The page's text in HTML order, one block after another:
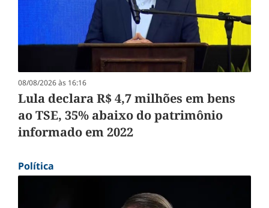
08/08/2026 às 16:16
Lula declara R$ 4,7 milhões em bens
ao TSE, 35% abaixo do patrimônio
informado em 2022
Política